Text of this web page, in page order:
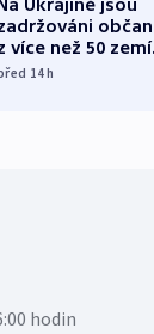
Ukrajině jsou
více než 50 zemí.
na straně
14h
hodin